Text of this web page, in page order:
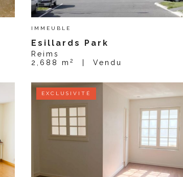
IMMEUBLE
Esillards Park
Reims
2,688 m2 Vendu
EXCLUSIVITÉ